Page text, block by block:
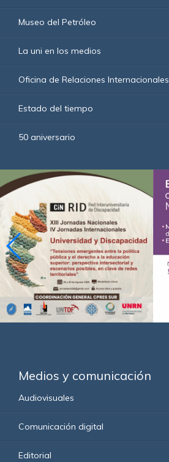
Museo del Petróleo
La uni en los medios
Oficina de Relaciones Internacionales
Estado del tiempo
50 aniversario
Medios y comunicación
Audiovisuales
Comunicación digital
Editorial